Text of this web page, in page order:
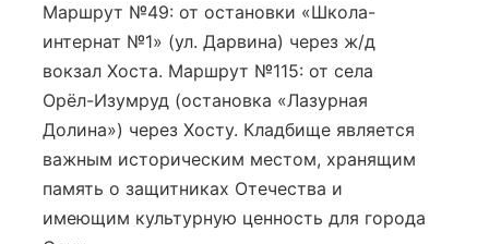
Маршрут №49: от остановки «Школа-
интернат №1» (ул. Дарвина) через ж/д
вокзал Хоста. Маршрут №115: от села
Орёл-Изумруд (остановка «Лазурная
Долина») через Хосту. Кладбище является
важным историческим местом, хранящим
память о защитниках Отечества и
имеющим культурную ценность для города